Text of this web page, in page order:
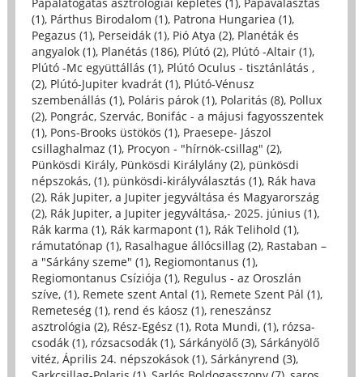
Pápalátogatás asztrológiai képletes (1), Pápaválasztás
(1), Párthus Birodalom (1), Patrona Hungariea (1),
Pegazus (1), Perseidák (1), Pió Atya (2), Planéták és
angyalok (1), Planétás (186), Plútó (2), Plútó -Altair (1),
Plútó -Mc együttállás (1), Plútó Oculus - tisztánlátás ,
(2), Plútó-Jupiter kvadrát (1), Plútó-Vénusz
szembenállás (1), Poláris párok (1), Polaritás (8), Pollux
(2), Pongrác, Szervác, Bonifác - a májusi fagyosszentek
(1), Pons-Brooks üstökös (1), Praesepe- Jászol
csillaghalmaz (1), Procyon - "hírnök-csillag" (2),
Pünkösdi Király, Pünkösdi Királylány (2), pünkösdi
népszokás, (1), pünkösdi-királyválasztás (1), Rák hava
(2), Rák Jupiter, a Jupiter jegyváltása és Magyarország
(2), Rák Jupiter, a Jupiter jegyváltása,- 2025. június (1),
Rák karma (1), Rák karmapont (1), Rák Telihold (1),
rámutatónap (1), Rasalhague állócsillag (2), Rastaban –
a "Sárkány szeme" (1), Regiomontanus (1),
Regiomontanus Csíziója (1), Regulus - az Oroszlán
szíve, (1), Remete szent Antal (1), Remete Szent Pál (1),
Remeteség (1), rend és káosz (1), reneszánsz
asztrológia (2), Rész-Egész (1), Rota Mundi, (1), rózsa-
csodák (1), rózsacsodák (1), Sárkányölő (3), Sárkányölő
vitéz, Április 24. népszokások (1), Sárkányrend (3),